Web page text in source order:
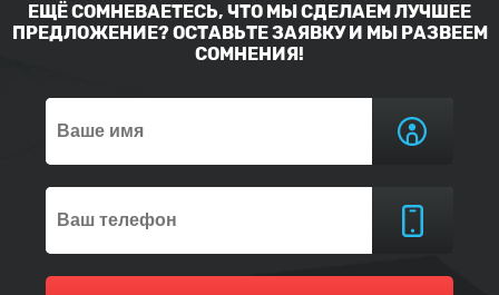
ЕЩЁ СОМНЕВАЕТЕСЬ, ЧТО МЫ СДЕЛАЕМ ЛУЧШЕЕ
ПРЕДЛОЖЕНИЕ? ОСТАВЬТЕ ЗАЯВКУ И МЫ РАЗВЕЕМ
СОМНЕНИЯ!